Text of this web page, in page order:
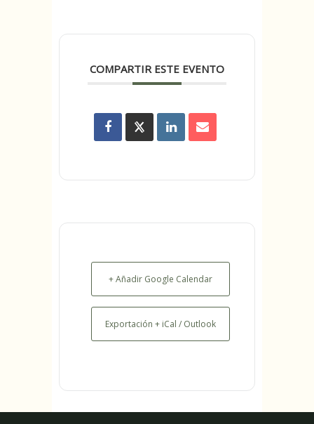
COMPARTIR ESTE EVENTO
+ Añadir Google Calendar
Exportación + iCal / Outlook